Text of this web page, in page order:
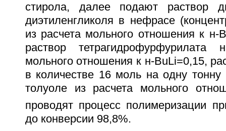
стирола, далее подают раствор
диэтиленгликоля в нефрасе
из расчета мольного отношения к н-
раствор тетрагидрофурфурилата
мольного отношения к н-BuLi=0,15,
в количестве 16 моль на одну
толуоле из расчета мольного
проводят процесс полимеризации
до конверсии 98,8%.